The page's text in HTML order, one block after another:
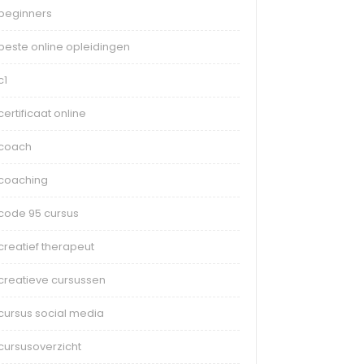
online opleidingen
online
95 cursus
therapeut
cursussen
social media